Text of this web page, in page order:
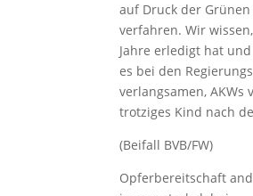
auf Druck der
verfahren. Wir
Jahre erledigt hat
es bei den
verlangsamen,
trotziges Kind nach
(Beifall BVB/FW)
Opferbereitschaft